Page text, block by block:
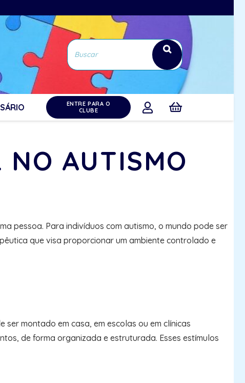
ENTRE PARA O
CLUBE
NO AUTISMO
pessoa. Para indivíduos com autismo, o mundo pode ser
que visa proporcionar um ambiente controlado e
montado em casa, em escolas ou em clínicas
de forma organizada e estruturada. Esses estímulos